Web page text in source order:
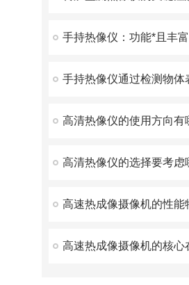
高清热像仪的使用方向有
高清热像仪的选择要考虑
高速热成像摄像机的性能